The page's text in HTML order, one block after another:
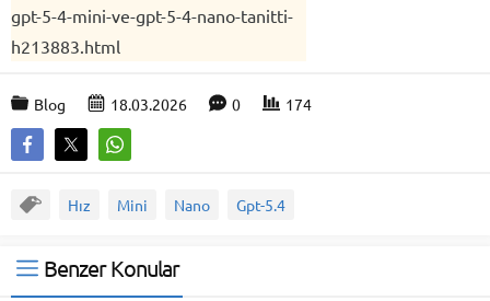
gpt-5-4-mini-ve-gpt-5-4-nano-tanitti-
h213883.html
Blog 18.03.2026 0 174
Hız Mini Nano Gpt-5.4
Benzer Konular